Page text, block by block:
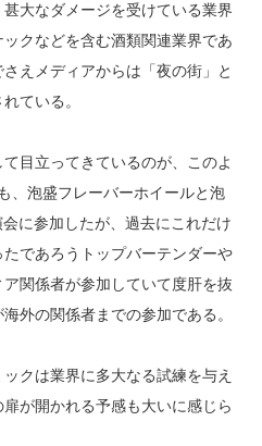
大なダメージを受けている業界
クなどを含む酒類関連業界であ
えメディアからは「夜の街」と
ている。
目立ってきているのが、このよ
、泡盛フレーバーホイールと泡
に参加したが、過去にこれだけ
であろうトップバーテンダーや
関係者が参加していて度肝を抜
外の関係者までの参加である。
クは業界に多大なる試練を与え
が開かれる予感も大いに感じら